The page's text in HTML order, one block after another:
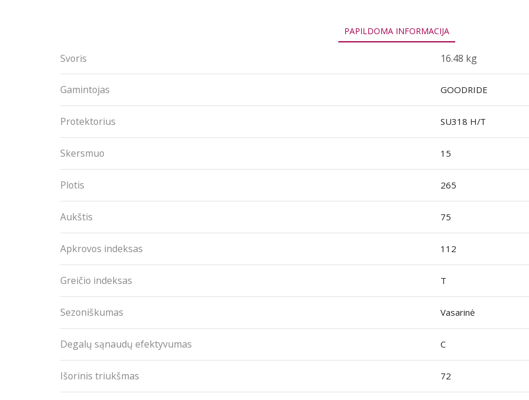
PAPILDOMA INFORMACIJA
Svoris 16.48 kg
Gamintojas GOODRIDE
Protektorius SU318 H/T
Skersmuo 15
Plotis 265
Aukštis 75
Apkrovos indeksas 112
Greičio indeksas T
Sezoniškumas Vasarinė
Degalų sąnaudų efektyvumas C
Išorinis triukšmas 72